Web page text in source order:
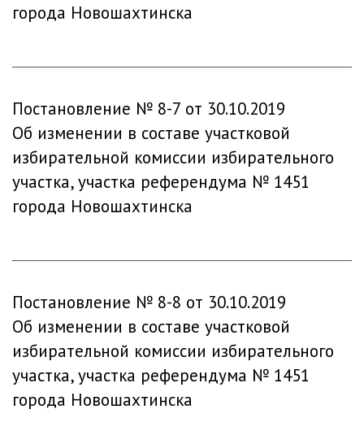
города Новошахтинска
Постановление № 8-7 от 30.10.2019
Об изменении в составе участковой
избирательной комиссии избирательного
участка, участка референдума № 1451
города Новошахтинска
Постановление № 8-8 от 30.10.2019
Об изменении в составе участковой
избирательной комиссии избирательного
участка, участка референдума № 1451
города Новошахтинска